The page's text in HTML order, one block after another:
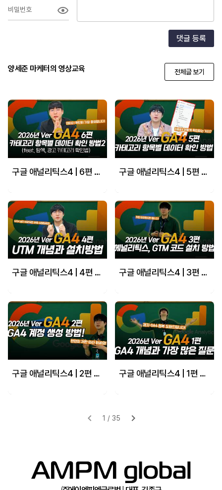
비밀번호
댓글 등록
양세준 마케터의 영상교육 전체글 보기
구글 애널리틱스4 | 6편 GA4 카테고리 항목별 데이터 확인 방법2 구글 애널리틱스4 | 5편 GA4 데이터 확인을 위한 항목별 데이터 보는 방법
구글 애널리틱스4 | 4편 GA4 사용자를 위한 UTM 개념과 설치방법 1 구글 애널리틱스4 | 3편 GA4 에널리틱스, GTM 코드 설치 방법!
구글 애널리틱스4 | 2편 GA4 계정 세팅 방법! 이걸로 끝내자! 구글 애널리틱스4 | 1편 GA4 개념과 광고 구조 마케터 팀장이 직접 알려드림! (ga4 가장 많이 하는 질문까지!)